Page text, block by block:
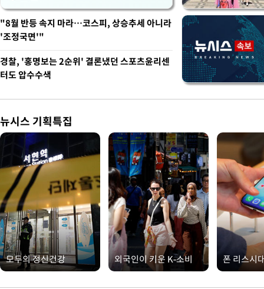
"8월 반등 속지 마라…코스피, 상승추세 아니라
'조정국면'"
경찰, '홍명보는 2순위' 결론냈던 스포츠윤리센
터도 압수수색
뉴시스 기획특집
모두의 정신건강 외국인이 키운 K-소비 폰 리스시